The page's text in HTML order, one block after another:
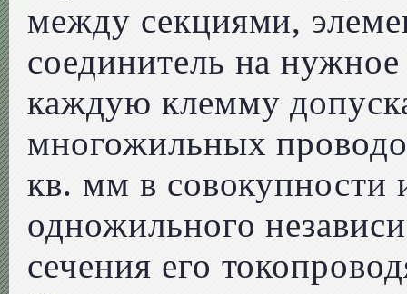
между секциями,
соединитель на
каждую клемму
многожильных
кв. мм в совокупности
одножильного
сечения его